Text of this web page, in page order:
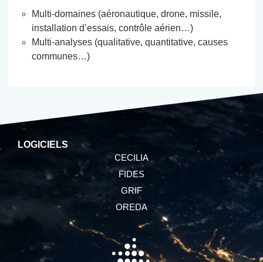
Multi-domaines (aéronautique, drone, missile,
installation d’essais, contrôle aérien…)
Multi-analyses (qualitative, quantitative, causes
communes…)
LOGICIELS
CECILIA
FIDES
GRIF
OREDA